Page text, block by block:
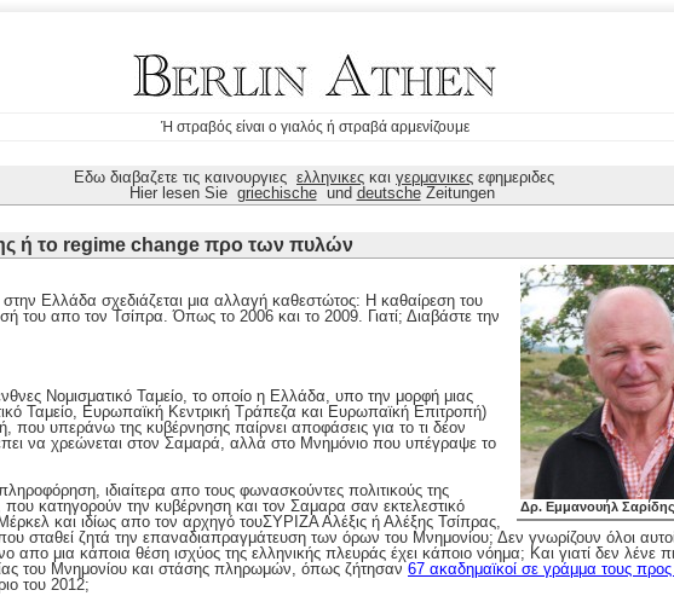
Ή στραβός είναι ο γιαλός ή στραβά αρμενίζουμε
Εδω διαβαζετε τις καινουργιες ελληνικες και γερμανικες εφημεριδες
Hier lesen Sie griechischeund deutscheZeitungen
ή το regime change προ των πυλών
Δρ. Εμμανουήλ Σαρίδης
Ελλάδα σχεδιάζεται μια αλλαγή καθεστώτος: Η καθαίρεση του
του απο τον Τσίπρα. Όπως το 2006 και το 2009. Γιατί; Διαβάστε την
Νομισματικό Ταμείο, το οποίο η Ελλάδα, υπο την μορφή μιας
Ταμείο, Ευρωπαϊκή Κεντρική Τράπεζα και Ευρωπαϊκή Επιτροπή)
που υπεράνω της κυβέρνησης παίρνει αποφάσεις για το τι δέον
να χρεώνεται στον Σαμαρά, αλλά στο Μνημόνιο που υπέγραψε το
ιδιαίτερα απο τους φωνασκούντες πολιτικούς της
που κατηγορούν την κυβέρνηση και τον Σαμαρα σαν εκτελεστικό
και ιδίως απο τον αρχηγό τουΣΥΡΙΖΑ Αλέξις ή Αλέξης Τσίπρας,
σταθεί ζητά την επαναδιαπραγμάτευση των όρων του Μνημονίου; Δεν γνωρίζουν όλοι
απο μια κάποια θέση ισχύος της ελληνικής πλευράς έχει κάποιο νόημα; Και γιατί δεν λένε
του Μνημονίου και στάσης πληρωμών, όπως ζήτησαν 67 ακαδημαϊκοί σε γράμμα τους
του 2012;